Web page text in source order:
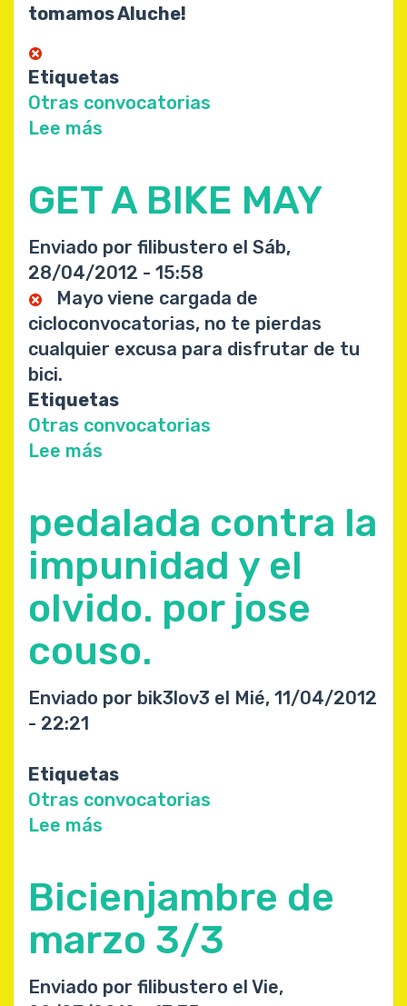
tomamos Aluche!
Etiquetas
Otras convocatorias
Lee más
Aluche!
GET A BIKE MAY
Enviado por filibustero el Sáb,
28/04/2012 - 15:58
Mayo viene cargada de
cicloconvocatorias, no te pierdas
cualquier excusa para disfrutar de tu
bici.
Etiquetas
Otras convocatorias
Lee más
BIKE
MAY
pedalada contra la
impunidad y el
olvido. por jose
couso.
Enviado por bik3lov3 el Mié, 11/04/2012
- 22:21
Etiquetas
Otras convocatorias
Lee más
contra
la
impunidad
y
el
Bicienjambre de
marzo 3/3
Enviado por filibustero el Vie,